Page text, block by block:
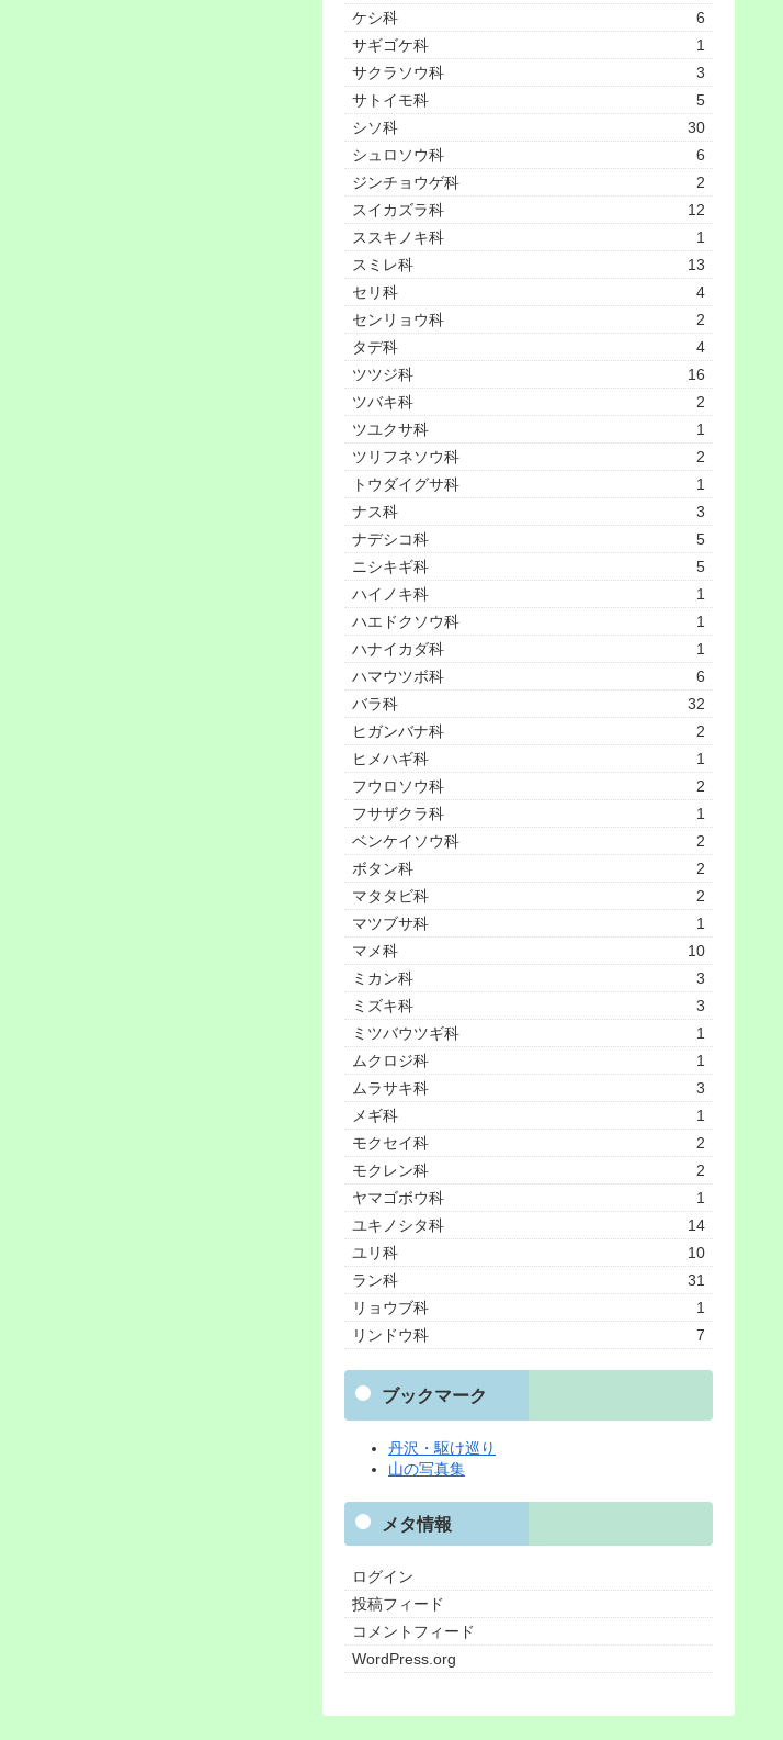
ケシ科
6
サギゴケ科
1
サクラソウ科
3
サトイモ科
5
シソ科
30
シュロソウ科
6
ジンチョウゲ科
2
スイカズラ科
12
ススキノキ科
1
スミレ科
13
セリ科
4
センリョウ科
2
タデ科
4
ツツジ科
16
ツバキ科
2
ツユクサ科
1
ツリフネソウ科
2
トウダイグサ科
1
ナス科
3
ナデシコ科
5
ニシキギ科
5
ハイノキ科
1
ハエドクソウ科
1
ハナイカダ科
1
ハマウツボ科
6
バラ科
32
ヒガンバナ科
2
ヒメハギ科
1
フウロソウ科
2
フサザクラ科
1
ベンケイソウ科
2
ボタン科
2
マタタビ科
2
マツブサ科
1
マメ科
10
ミカン科
3
ミズキ科
3
ミツバウツギ科
1
ムクロジ科
1
ムラサキ科
3
メギ科
1
モクセイ科
2
モクレン科
2
ヤマゴボウ科
1
ユキノシタ科
14
ユリ科
10
ラン科
31
リョウブ科
1
リンドウ科
7
ブックマーク
丹沢・駆け巡り
山の写真集
メタ情報
ログイン
投稿フィード
コメントフィード
WordPress.org